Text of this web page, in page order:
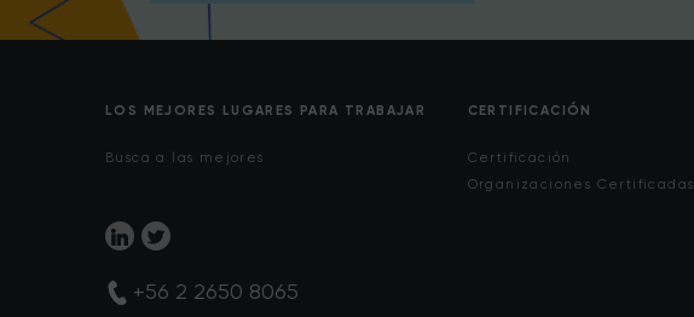
LOS MEJORES LUGARES PARA TRABAJAR
Busca a las mejores
CERTIFICACIÓN
Certificación
Organizaciones Certificadas
+56 2 2650 8065